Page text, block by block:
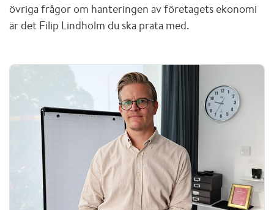
övriga frågor om hanteringen av företagets ekonomi
är det Filip Lindholm du ska prata med.